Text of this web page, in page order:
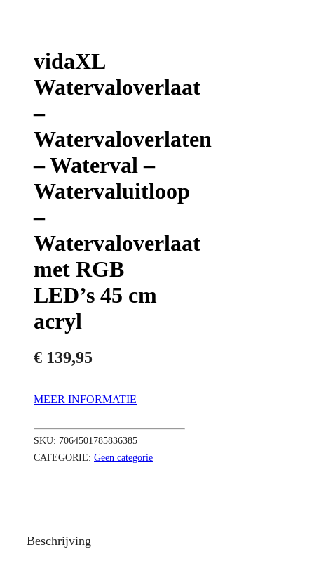
vidaXL
Watervaloverlaat
–
Watervaloverlaten
– Waterval –
Watervaluitloop
–
Watervaloverlaat
met RGB
LED’s 45 cm
acryl
€ 139,95
MEER INFORMATIE
SKU: 7064501785836385
CATEGORIE: Geen categorie
Beschrijving